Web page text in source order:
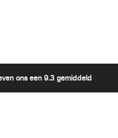
ons een 9.3 gemiddeld